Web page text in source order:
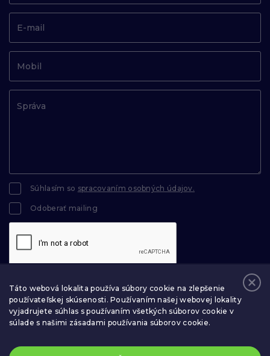
Súhlasím so spracovaním osobných údajov.
Odoberať mailing
ODOSLAŤ
Táto webová lokalita používa súbory cookie na zlepšenie
používateľskej skúsenosti. Používaním našej webovej lokality
vyjadrujete súhlas s používaním všetkých súborov cookie v
súlade s našimi zásadami používania súborov cookie.